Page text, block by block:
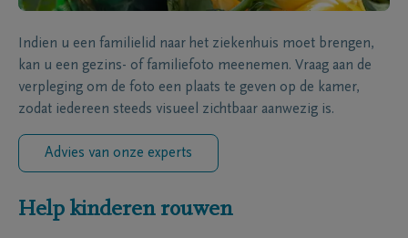
Indien u een familielid naar het ziekenhuis moet brengen,
kan u een gezins- of familiefoto meenemen. Vraag aan de
verpleging om de foto een plaats te geven op de kamer,
zodat iedereen steeds visueel zichtbaar aanwezig is.
Advies van onze experts
Help kinderen rouwen